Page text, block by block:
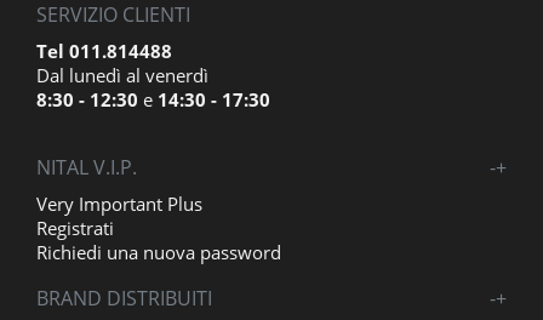
SERVIZIO CLIENTI
Tel 011.814488
Dal lunedì al venerdì
8:30 - 12:30 e 14:30 - 17:30
NITAL V.I.P. +
-
Very Important Plus
Registrati
Richiedi una nuova password
BRAND DISTRIBUITI +
-